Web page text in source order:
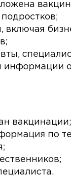
включая
информации
вакцинации;
по